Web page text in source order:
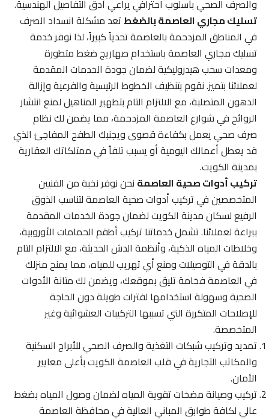
والصرف الصحي بأسلوب احترافي يراعي أدق التفاصيل الهندسية.
تسليك مجاري العاصمة بالضغطتعد مشكلة انسداد الصرف
في المناطق المزدحمة بالعاصمة تحدياً كبيراً، لذا نوفر خدمة
تسليك مجاري العاصمة باستخدام صهاريج ضغط متطورة
ومعدات سحب هيدروليكية لضمان جودة الخدمات المقدمة
لعملائنا بتميز. نقوم بتنظيف الخطوط الرئيسية والفرعية وإزالة
الدهون المتصلبة، مع الالتزام التام بتطهير المناهيل لمنع انتشار
الروائح في شوارع العاصمة المزدحمة، مما يضمن لك نظام
صرف صحي يعمل بكفاءة قصوى ويجنبك الطفح المفاجئ الذي
قد يعطل أعمالك اليومية أو يسبب تلفاً في ممتلكاتك العقارية
بمدينة الكويت.
تركيب أدوات صحية العاصمةنحن نوفر نخبة من الفنيين
المتخصصين في تركيب أدوات صحية العاصمة لتناسب الذوق
الرفيع لسكان مدينة الكويت لضمان جودة الخدمات المقدمة
ببراعة لعملائنا. تشمل خدماتنا تركيب أطقم الحمامات الأوروبية،
وخلاطات المياه الذكية، وأنظمة الدش الحديثة، مع الالتزام التام
بالدقة في التوصيلات ومنع أي تهريب للمياه، مما يمنح منزلك
في العاصمة فخامة تليق بموقعك، ويضمن لك متانة الأدوات
الصحية وسهولة استخدامها لفترات طويلة دون الحاجة
للإصلاحات المتكررة التي تسببها التركيبات العشوائية وغير
المتخصصة.
تمديد وتركيب شبكات التغذية والصرف الصحي للأبراج السكنية
والمكاتب التجارية في قلب العاصمة الكويت بأعلى معايير
الأمان.
تركيب وصيانة مضخات تقوية المياه لضمان وصول المياه بضغط
عالي لكافة طوابق المباني العالية في محافظة العاصمة